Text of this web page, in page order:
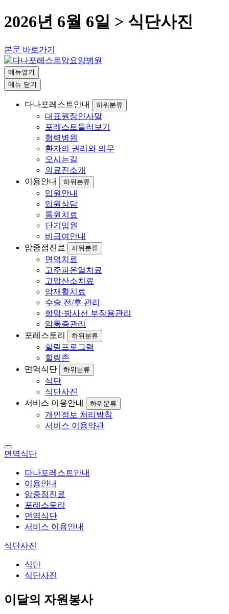
2026년 6월 6일 > 식단사진
본문 바로가기
메뉴열기
메뉴 닫기
다나포레스트안내 하위분류
대표원장인사말
포레스트둘러보기
협력병원
환자의 권리와 의무
오시는길
의료진소개
이용안내
하위분류
입원안내
입원상담
통원치료
단기입원
비급여안내
암중점진료
하위분류
면역치료
고주파온열치료
고압산소치료
암재활치료
수술 전/후 관리
항암·방사선 부작용관리
암통증관리
포레스토리
하위분류
힐링프로그램
힐링존
면역식단
하위분류
식단
식단사진
서비스 이용안내
하위분류
개인정보 처리방침
서비스 이용약관
면역식단
다나포레스트안내
이용안내
암중점진료
포레스토리
면역식단
서비스 이용안내
식단사진
식단
식단사진
이달의 자원봉사